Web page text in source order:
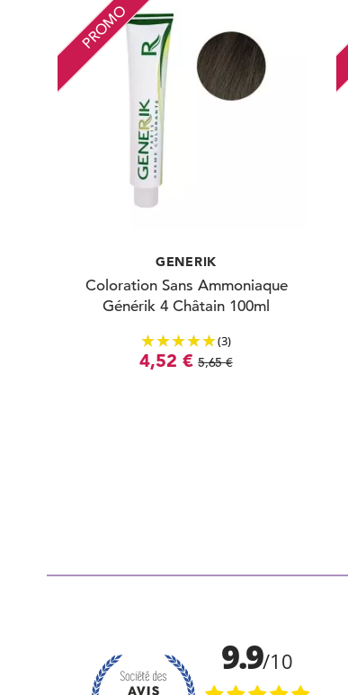
PROMO
GENERIK
Coloration Sans Ammoniaque
Générik 4 Châtain 100ml
(3)
4,52 € 5,65 €